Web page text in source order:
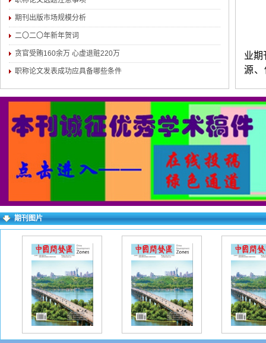
期刊出版市场规模分析
二〇二〇年新年贺词
贪官受贿160余万 心虚退赃220万
职称论文发表成功应具备哪些条件
业期
源
练
（两
求逐
右上
失败
期刊图片